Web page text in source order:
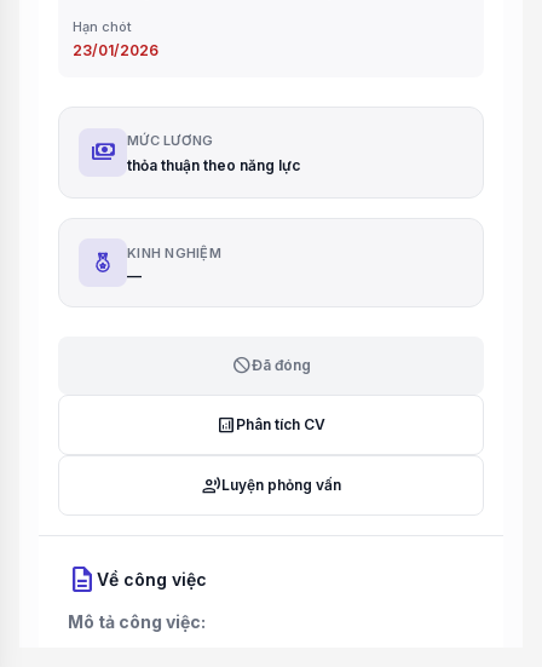
Hạn chót
23/01/2026
payments MỨC LƯƠNG
thỏa thuận theo năng lực
KINH NGHIỆM
—
blockĐã đóng
analytics Phân tích CV
record_voice_overLuyện phỏng vấn
description Về công việc
Mô tả công việc: